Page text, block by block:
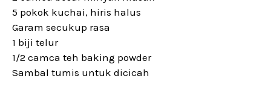
5 pokok kuchai, hiris halus
Garam secukup rasa
1 biji telur
1/2 camca teh baking powder
Sambal tumis untuk dicicah